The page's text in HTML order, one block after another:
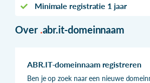
Minimale registratie 1 jaar
Over .abr.it-domeinnaam
ABR.IT-domeinnaam registreren
Ben je op zoek naar een nieuwe